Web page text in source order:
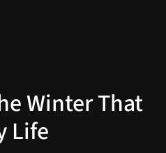
Winter That
Life